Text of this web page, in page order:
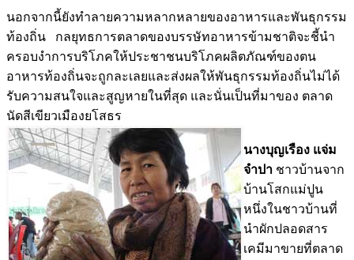
นอกจากนี้ยังทำลายความหลากหลายของอาหารและพันธุกรรม
ท้องถิ่น กลยุทธการตลาดของบรรษัทอาหารข้ามชาติจะชี้นำ
ครอบงำการบริโภคให้ประชาชนบริโภคผลิตภัณฑ์ของตน
อาหารท้องถิ่นจะถูกละเลยและส่งผลให้พันธุกรรมท้องถิ่นไม่ได้
รับความสนใจและสูญหายในที่สุด และนั่นเป็นที่มาของ ตลาด
นัดสีเขียวเมืองยโสธร
นางบุญเรือง แจ่ม
จำปา ชาวบ้านจาก
บ้านโสกแม่ปูน
หนึ่งในชาวบ้านที่
นำผักปลอดสาร
เคมีมาขายที่ตลาด